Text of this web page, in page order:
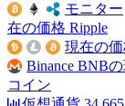
モニター
在の価格 Ripple
現在の価
Binance BNB
コイン